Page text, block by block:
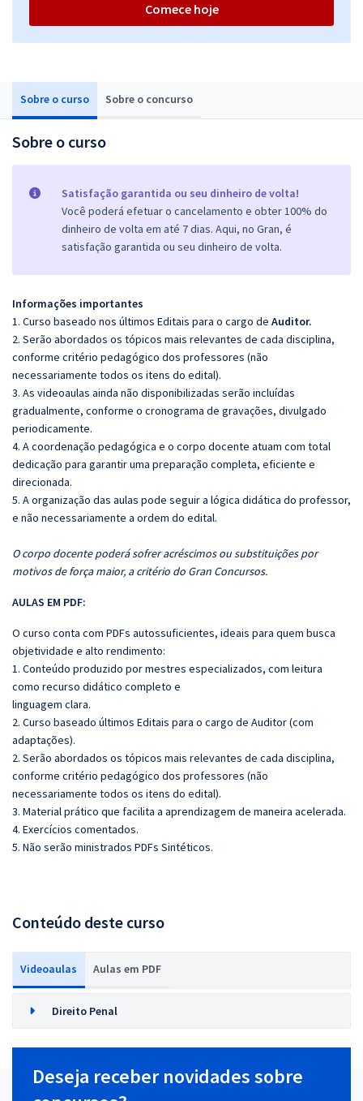
Sobre o curso Sobre o concurso
Sobre o curso
Satisfação garantida ou seu dinheiro de volta!
Você poderá efetuar o cancelamento e obter 100% do
dinheiro de volta em até 7 dias. Aqui, no Gran, é
satisfação garantida ou seu dinheiro de volta.
Informações importantes
1. Curso baseado nos últimos Editais para o cargo de Auditor.
2. Serão abordados os tópicos mais relevantes de cada disciplina,
conforme critério pedagógico dos professores (não
necessariamente todos os itens do edital).
3. As videoaulas ainda não disponibilizadas serão incluídas
gradualmente, conforme o cronograma de gravações, divulgado
periodicamente.
4. A coordenação pedagógica e o corpo docente atuam com total
dedicação para garantir uma preparação completa, eficiente e
direcionada.
5. A organização das aulas pode seguir a lógica didática do professor,
e não necessariamente a ordem do edital.
O corpo docente poderá sofrer acréscimos ou substituições por
motivos de força maior, a critério do Gran Concursos.
AULAS EM PDF:
O curso conta com PDFs autossuficientes, ideais para quem busca
objetividade e alto rendimento:
1. Conteúdo produzido por mestres especializados, com leitura
como recurso didático completo e
linguagem clara.
2. Curso baseado últimos Editais para o cargo de Auditor (com
adaptações).
2. Serão abordados os tópicos mais relevantes de cada disciplina,
conforme critério pedagógico dos professores (não
necessariamente todos os itens do edital).
3. Material prático que facilita a aprendizagem de maneira acelerada.
4. Exercícios comentados.
5. Não serão ministrados PDFs Sintéticos.
Conteúdo deste curso
Videoaulas Aulas em PDF
Direito Penal
Comece hoje
Deseja receber novidades sobre